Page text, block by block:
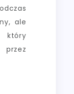
ale
który